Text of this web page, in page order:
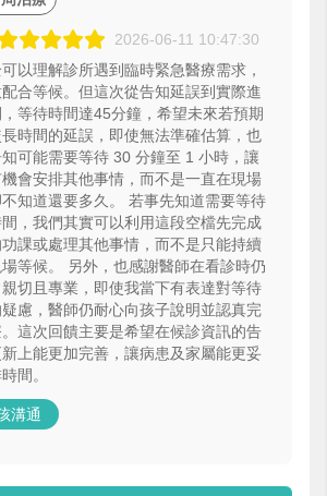
2026-06-11 10:47:30
以理解診所遇到臨時緊急醫療需求，
合等候。但這次從告知延誤到實際進
，等待時間達45分鐘，希望未來若預期
時間的延誤，即使無法準確估算，也
可能需要等待 30 分鐘至 1 小時，讓
會安排其他事情，而不是一直在現場
知道還要多久。 若事先知道需要等待
，我們其實可以利用這段空檔先完成
課或處理其他事情，而不是只能持續
等候。 另外，也感謝醫師在看診時仍
切且專業，即使我當下有表達對等待
慮，醫師仍耐心向孩子說明並認真完
這次回饋主要是希望在候診資訊的告
上能更加完善，讓病患及家屬能更妥
間。
溝通